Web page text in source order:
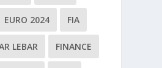
EURO 2024 FIA
LEBAR FINANCE